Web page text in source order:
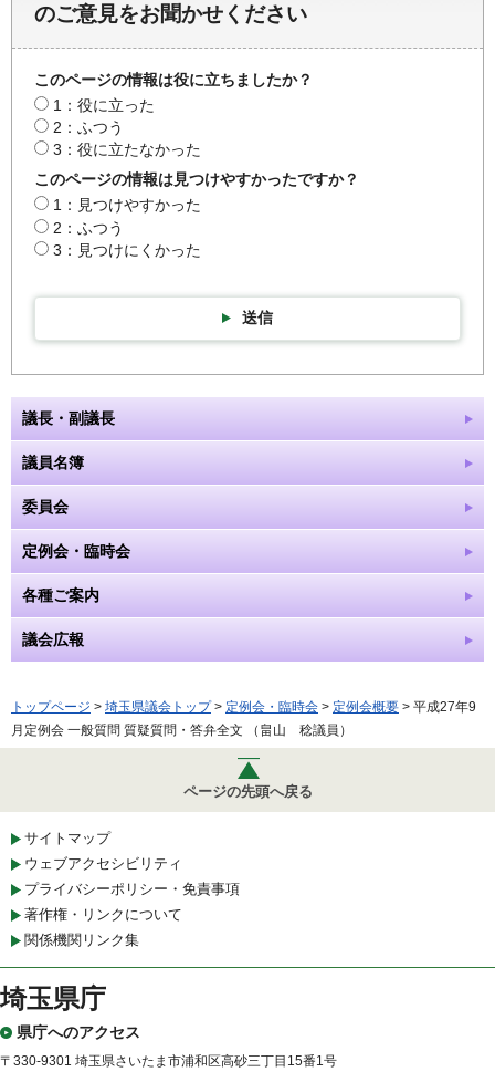
のご意見をお聞かせください
このページの情報は役に立ちましたか？
1：役に立った
2：ふつう
3：役に立たなかった
このページの情報は見つけやすかったですか？
1：見つけやすかった
2：ふつう
3：見つけにくかった
送信
議長・副議長
議員名簿
委員会
定例会・臨時会
各種ご案内
議会広報
トップページ > 埼玉県議会トップ> 定例会・臨時会 > 定例会概要 > 平成27年9
月定例会 一般質問 質疑質問・答弁全文 （畠山 稔議員）
ページの先頭へ戻る
サイトマップ
ウェブアクセシビリティ
プライバシーポリシー・免責事項
著作権・リンクについて
関係機関リンク集
埼玉県庁
県庁へのアクセス
〒330-9301 埼玉県さいたま市浦和区高砂三丁目15番1号